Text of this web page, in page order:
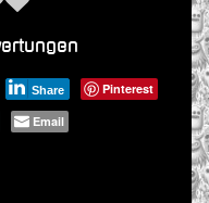
Share
Pinterest
Email